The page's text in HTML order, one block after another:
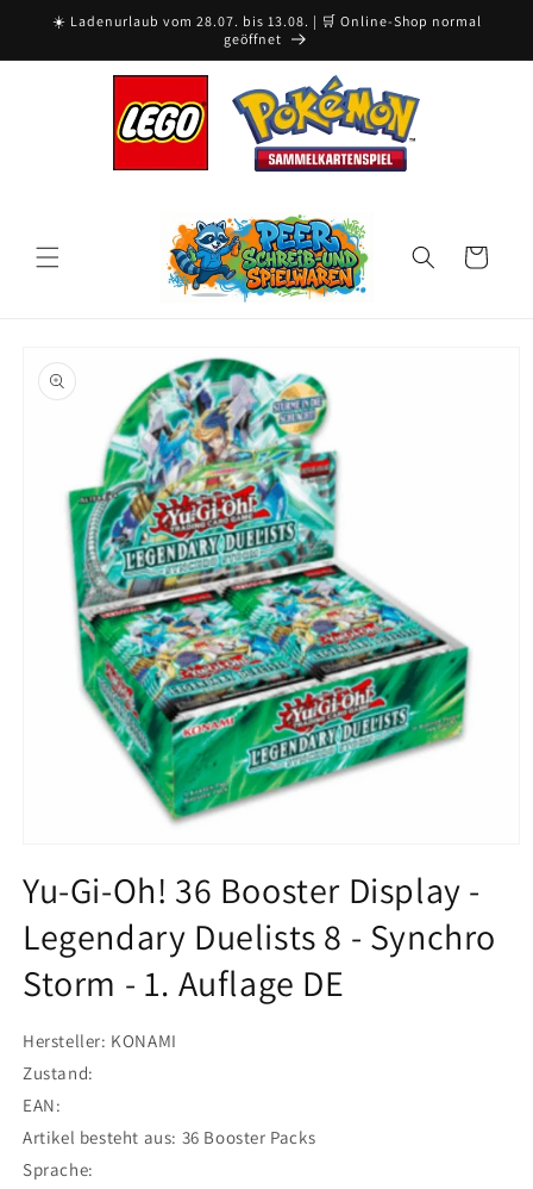
Skip to
☀️ Ladenurlaub vom 28.07. bis 13.08. | 🛒 Online-Shop normal
geöffnet
Cart
product
information
1
in
modal
Yu-Gi-Oh! 36 Booster Display -
Legendary Duelists 8 - Synchro
Storm - 1. Auflage DE
Hersteller: KONAMI
Zustand:
EAN:
Artikel besteht aus: 36 Booster Packs
Sprache: